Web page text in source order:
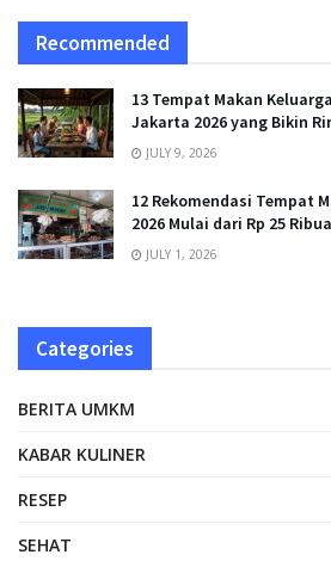
Recommended
13 Tempat Makan
Jakarta 2026 yang Bikin
JULY 9, 2026
12 Rekomendasi Tempat
2026 Mulai dari Rp 25
JULY 1, 2026
Categories
BERITA UMKM
KABAR KULINER
RESEP
SEHAT